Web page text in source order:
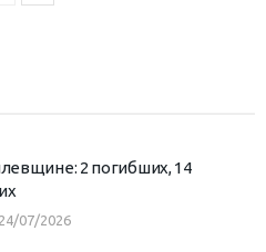
2 погибших, 14
24/07/2026